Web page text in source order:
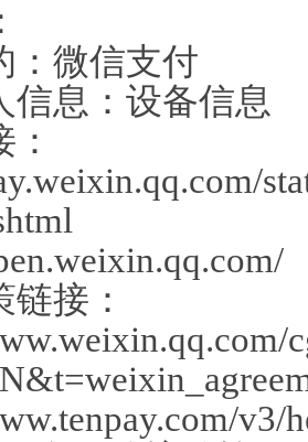
：微信支付
信息：设备信息
链接：
v3/